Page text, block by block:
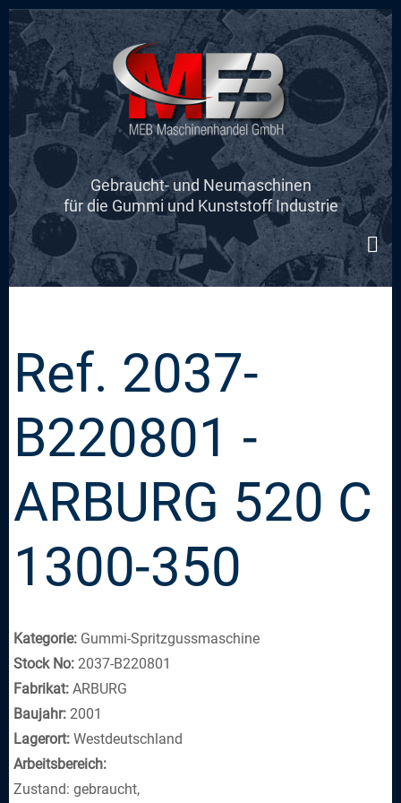
Skip
to
main
content
Gebraucht- und Neumaschinen
für die Gummi und Kunststoff Industrie
Ref. 2037-
B220801 -
ARBURG 520 C
1300-350
Kategorie: Gummi-Spritzgussmaschine
Stock No: 2037-B220801
Fabrikat: ARBURG
Baujahr: 2001
Lagerort: Westdeutschland
Arbeitsbereich:
Zustand: gebraucht,